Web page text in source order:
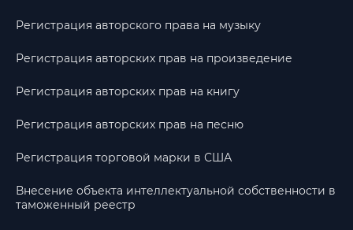
Регистрация авторского права на музыку
Регистрация авторских прав на произведение
Регистрация авторских прав на книгу
Регистрация авторских прав на песню
Регистрация торговой марки в США
Внесение объекта интеллектуальной собственности в
таможенный реестр